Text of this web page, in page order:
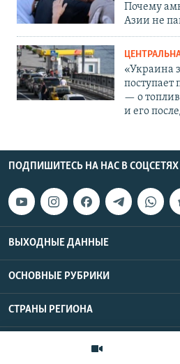
Почему
Азии не
«Украина
— о
и его
ПОДПИШИТЕСЬ НА НАС В СОЦСЕТЯХ
ВЫХОДНЫЕ ДАННЫЕ
ОСНОВНЫЕ РУБРИКИ
СТРАНЫ РЕГИОНА
Азаттык Азия © 2026 RFE/